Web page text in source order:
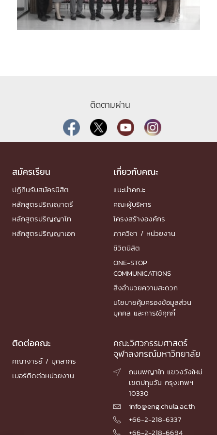
ติดตามผ่าน
สมัครเรียน
ปฏิทินรับสมัครนิสิต
หลักสูตรปริญญาตรี
หลักสูตรปริญญาโท
หลักสูตรปริญญาเอก
เกี่ยวกับคณะ
แนะนำคณะ
คณะผู้บริหาร
โครงสร้างองค์กร
ภาควิชา / หน่วยงาน
ชีวิตนิสิต
ONE-STOP
COMMUNICATIONS
สิ่งอำนวยความสะดวก
นโยบายคุ้มครองข้อมูลส่วน
บุคคล และการใช้คุกกี้
ติดต่อคณะ
คณาจารย์ / บุคลากร
เบอร์ติดต่อหน่วยงาน
คณะวิศวกรรมศาสตร์
จุฬาลงกรณ์มหาวิทยาลัย

ถนนพญาไท แขวงวังใหม่
เขตปทุมวัน กรุงเทพฯ
10330
 info@eng.chula.ac.th
 +66-2-218-6337
 +66-2-218-6694